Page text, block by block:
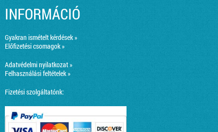
INFORMÁCIÓ
Gyakran ismételt kérdések »
Előfizetési csomagok »
Adatvédelmi nyilatkozat »
Felhasználási feltételek »
Fizetési szolgáltatónk: